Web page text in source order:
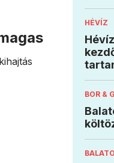
HÉVÍZ
BOR &